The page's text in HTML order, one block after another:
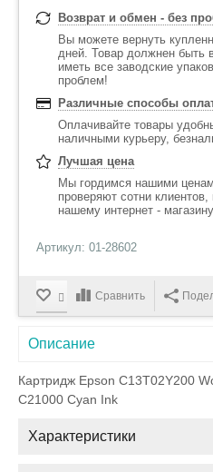
Возврат и обмен - без
Вы можете вернуть
дней. Товар должнен быть
иметь все заводские
проблем!
Различные способы
Оплачивайте товары
наличными курьеру,
Лучшая цена
Мы гордимся нашими
проверяют сотни
нашему интернет -
Артикул: 01-28602
Сравнить
Описание
Картридж Epson C13T02Y200
C21000 Cyan Ink
Характеристики